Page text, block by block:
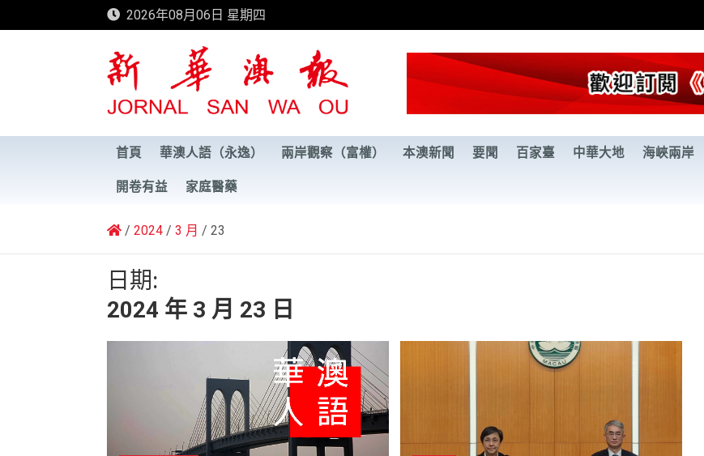
to
2026年08月06日 星期四
新華澳報
首頁 華澳人語（永逸） 兩岸觀察（富權） 本澳新聞 要聞 百家臺 中華大地 海峽兩岸
開卷有益 家庭醫藥
2024 3 月 23
日期:
2024 年 3 月 23 日